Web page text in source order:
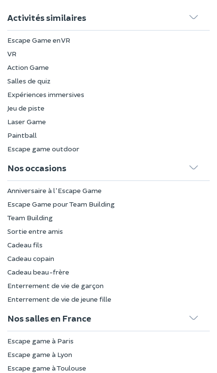
Activités similaires
Escape Game en VR
VR
Action Game
Salles de quiz
Expériences immersives
Jeu de piste
Laser Game
Paintball
Escape game outdoor
Nos occasions
Anniversaire à l'Escape Game
Escape Game pour Team Building
Team Building
Sortie entre amis
Cadeau fils
Cadeau copain
Cadeau beau-frère
Enterrement de vie de garçon
Enterrement de vie de jeune fille
Nos salles en France
Escape game à Paris
Escape game à Lyon
Escape game à Toulouse